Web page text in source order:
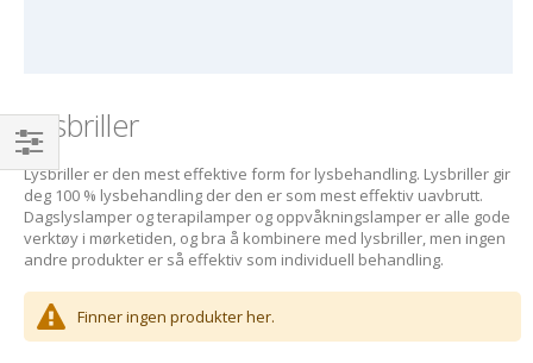
Lysbriller
Lysbriller er den mest effektive form for lysbehandling. Lysbriller gir
deg 100 % lysbehandling der den er som mest effektiv uavbrutt.
Dagslyslamper og terapilamper og oppvåkningslamper er alle gode
verktøy i mørketiden, og bra å kombinere med lysbriller, men ingen
andre produkter er så effektiv som individuell behandling.
Finner ingen produkter her.
Handle
etter